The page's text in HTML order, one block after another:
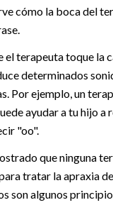
cómo la boca del
el terapeuta toque la
determinados
Por ejemplo, un
ayudar a tu hijo a
"oo".
que ninguna
tratar la apraxia
son algunos